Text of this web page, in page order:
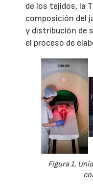
de los tejidos, la
composición del
y distribución de
el proceso de
Figura 1.